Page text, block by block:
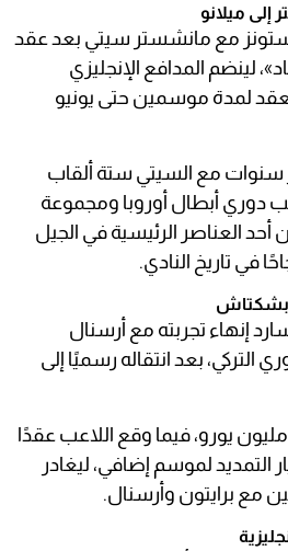
ميلانو
مع مانشستر سيتي بعد عقد
لينضم المدافع الإنجليزي
لمدة موسمين حتى يونيو
مع السيتي ستة ألقاب
دوري أبطال أوروبا ومجموعة
أحد العناصر الرئيسية في الجيل
في تاريخ النادي.
بشكتاش
إنهاء تجربته مع أرسنال
بعد انتقاله رسميًا إلى
وبلغت قيمة الصفقة 18 مليون يورو، فيما وقع اللاعب عقدًا
التمديد لموسم إضافي، ليغادر
مع برايتون وأرسنال.